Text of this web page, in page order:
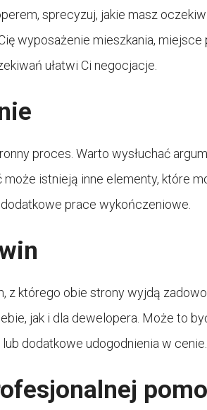
sprecyzuj, jakie masz
wyposażenie mieszkania,
ułatwi Ci negocjacje.
proces. Warto wysłuchać
istnieją inne elementy, które
prace wykończeniowe.
z którego obie strony wyjdą
jak i dla dewelopera. Może to
dodatkowe udogodnienia w cenie.